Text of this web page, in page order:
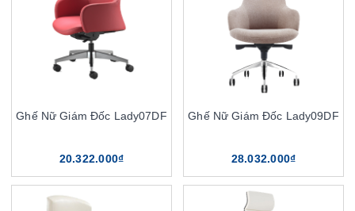
Ghế Nữ Giám Đốc Lady07DF
20.322.000₫
Ghế Nữ Giám Đốc Lady09DF
28.032.000₫